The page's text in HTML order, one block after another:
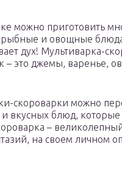
можно приготовить
и овощные
дух! Мультиварка-
– это джемы, варенье,
скороварки можно
вкусных блюд, которые
–
на своем личном